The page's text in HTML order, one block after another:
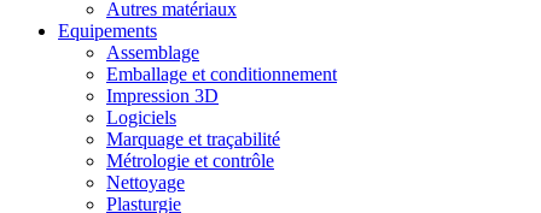
Autres matériaux
Equipements
Assemblage
Emballage et conditionnement
Impression 3D
Logiciels
Marquage et traçabilité
Métrologie et contrôle
Nettoyage
Plasturgie